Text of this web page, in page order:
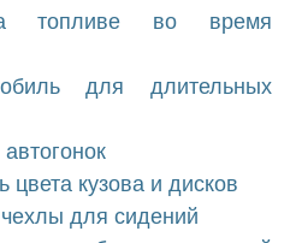
топливе во время
для длительных
цвета кузова и дисков
для сидений